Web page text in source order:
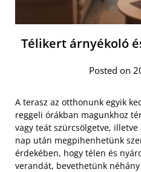
Télikert árnyékoló
Posted on
A terasz az otthonunk egyik
reggeli órákban magunkhoz
vagy teát szürcsölgetve,
nap után megpihenhetünk
érdekében, hogy télen és
verandát, bevethetünk